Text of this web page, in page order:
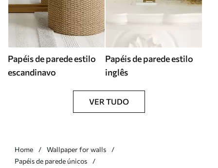
Papéis de parede estilo
escandinavo
Papéis de parede estilo
inglês
VER TUDO
Home
Wallpaper for walls
Papéis de parede únicos